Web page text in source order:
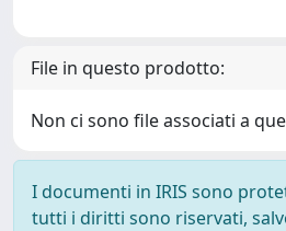
File in questo prodotto:
Non ci sono file associati a
I documenti in IRIS sono
tutti i diritti sono riservati,